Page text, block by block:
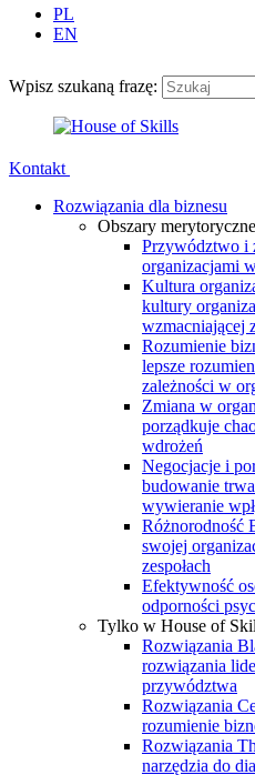
PL
EN
Wpisz szukaną frazę:
Kontakt
Rozwiązania dla biznesu
Obszary merytoryczne
Przywództwo i
organizacjami
Kultura
kultury
wzmacniającej
Rozumienie
lepsze
zależności w
Zmiana w
porządkuje
wdrożeń
Negocjacje i
budowanie
wywieranie
Różnorodność
swojej
zespołach
Efektywność
odporności
Tylko w House of
Rozwiązania
rozwiązania
przywództwa
Rozwiązania
rozumienie
Rozwiązania
narzędzia do